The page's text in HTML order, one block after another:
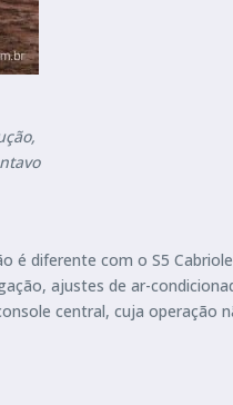
é diferente com o S5
ajustes de ar-
central, cuja operação